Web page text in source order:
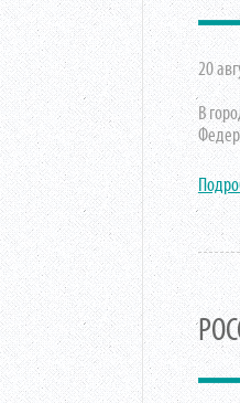
20
В